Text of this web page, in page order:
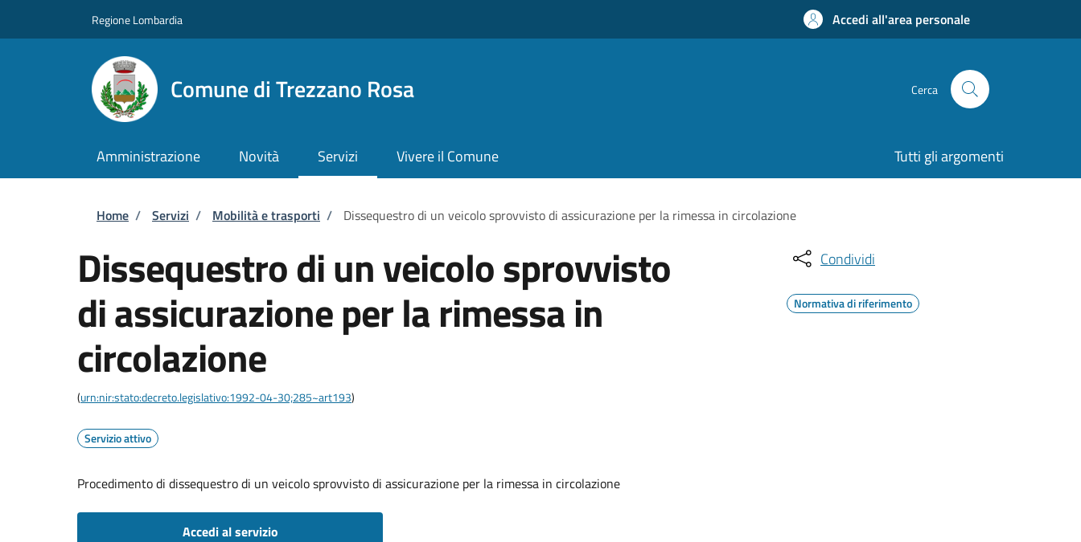
Regione Lombardia Accedi all'area personale
Comune di Trezzano Rosa Cerca
Amministrazione Novità Servizi Vivere il Comune Tutti gli argomenti
Briciole di pane
Home / Servizi / Mobilità e trasporti / Dissequestro di un veicolo sprovvisto di assicurazione per la rimessa in circolazione
Dissequestro di un veicolo sprovvisto
di assicurazione per la rimessa in
circolazione
(urn:nir:stato:decreto.legislativo:1992-04-30;285~art193)
Servizio attivo
Procedimento di dissequestro di un veicolo sprovvisto di assicurazione per la rimessa in circolazione
Accedi al servizio
Condividi
Normativa di riferimento